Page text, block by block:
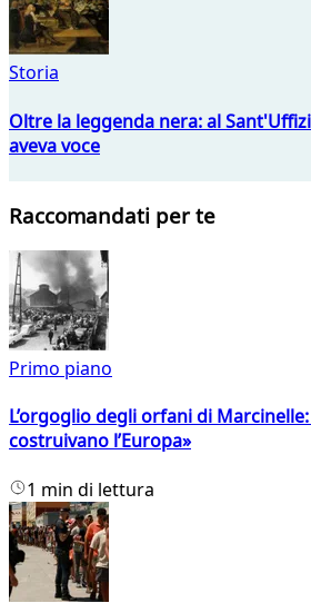
Storia
Oltre la leggenda nera: al
aveva voce
Raccomandati per te
Primo piano
L’orgoglio degli orfani di
costruivano l’Europa»
1 min di lettura